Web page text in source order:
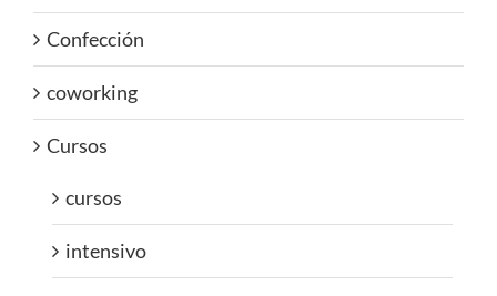
Confección
coworking
Cursos
cursos
intensivo